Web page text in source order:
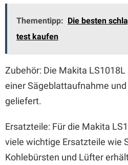
Thementipp: Die besten
test kaufen
Zubehör: Die Makita
einer Sägeblattaufnahme
geliefert.
Ersatzteile: Für die Makita
viele wichtige Ersatzteile wie
Kohlebürsten und Lüfter